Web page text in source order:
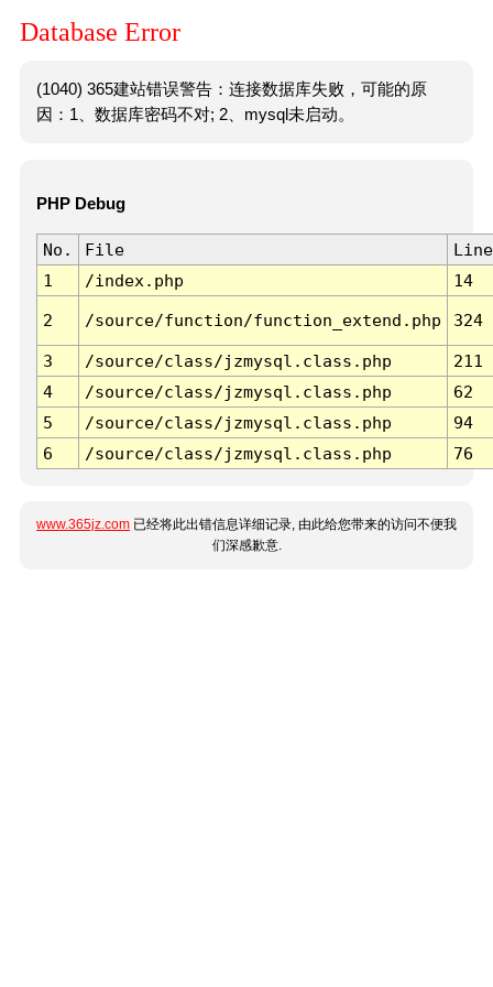
Database Error
(1040) 365建站错误警告：连接数据库失败，可能的原
因：1、数据库密码不对; 2、mysql未启动。
PHP Debug
No. File
Line
1
/index.php 14
2 /source/function/function_extend.php 324
3 /source/class/jzmysql.class.php
211
4
/source/class/jzmysql.class.php
62
5
/source/class/jzmysql.class.php
94
6
/source/class/jzmysql.class.php 76
www.365jz.com 已经将此出错信息详细记录, 由此给您带来的访问不便我
们深感歉意.